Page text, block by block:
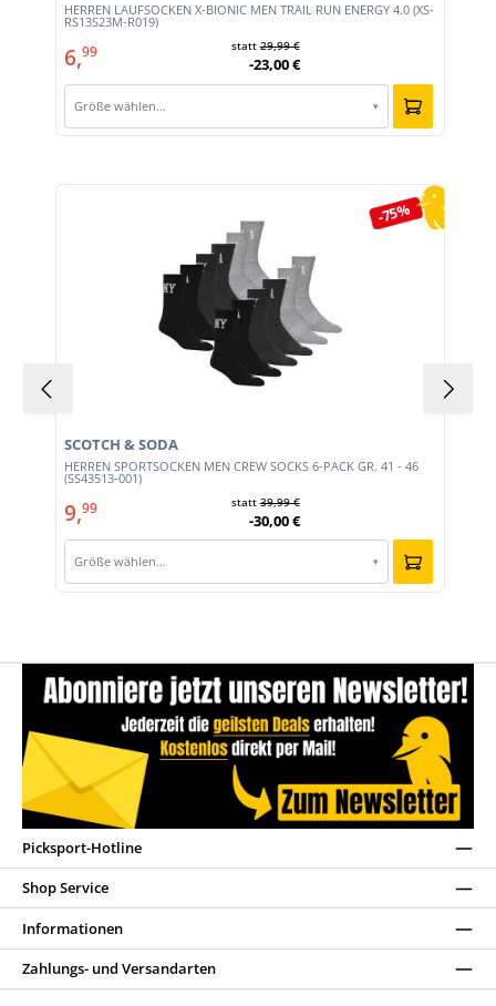
HERREN LAUFSOCKEN X-BIONIC MEN TRAIL RUN ENERGY 4.0 (XS-
RS13S23M-R019)
6,99 statt29,99 €
-23,00 €
Größe wählen… ▾
-75%
HERREN SPORTSOCKEN MEN CREW SOCKS 6-PACK GR. 41 - 46
(SS43513-001)
SCOTCH & SODA
9,99 statt39,99 €
-30,00 €
Größe wählen… ▾
Picksport-Hotline
Shop Service
Informationen
Zahlungs- und Versandarten